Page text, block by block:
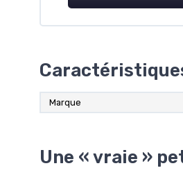
Marque
Une « vraie »